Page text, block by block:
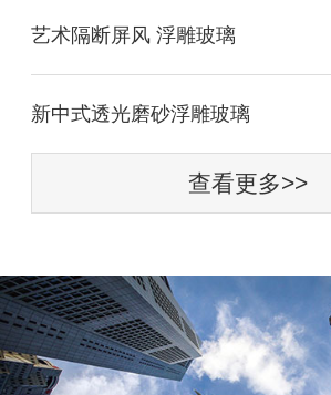
艺术隔断屏风 浮雕玻璃
新中式透光磨砂浮雕玻璃
查看更多>>